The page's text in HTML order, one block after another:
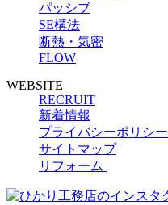
パッシブ
SE構法
断熱・気密
FLOW
WEBSITE
RECRUIT
新着情報
プライバシーポリシー
サイトマップ
リフォーム